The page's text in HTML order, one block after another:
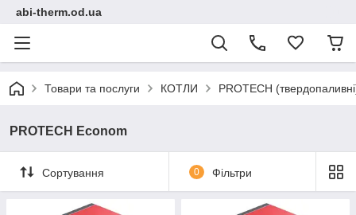
abi-therm.od.ua
Товари та послуги КОТЛИ PROTECH
PROTECH Econom
Сортування 0 Фільтри